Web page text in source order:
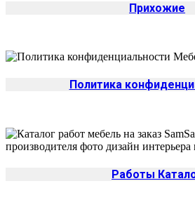
Прихожие
Политика
Работы